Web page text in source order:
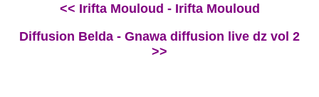
<< Irifta Mouloud - Irifta Mouloud
Diffusion Belda - Gnawa diffusion live dz vol 2
>>